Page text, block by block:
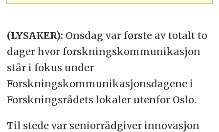
(LYSAKER): Onsdag var første av totalt to
dager hvor forskningskommunikasjon
står i fokus under
Forskningskommunikasjonsdagene i
Forskningsrådets lokaler utenfor Oslo.
Til stede var seniorrådgiver innovasjon